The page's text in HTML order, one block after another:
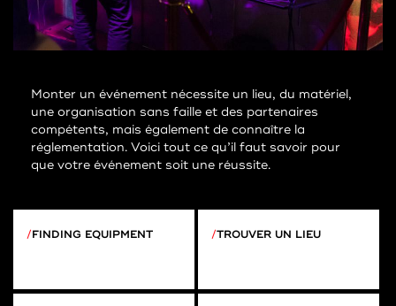
Monter un événement nécessite un lieu, du matériel,
une organisation sans faille et des partenaires
compétents, mais également de connaître la
réglementation. Voici tout ce qu’il faut savoir pour
que votre événement soit une réussite.
FINDING EQUIPMENT TROUVER UN LIEU